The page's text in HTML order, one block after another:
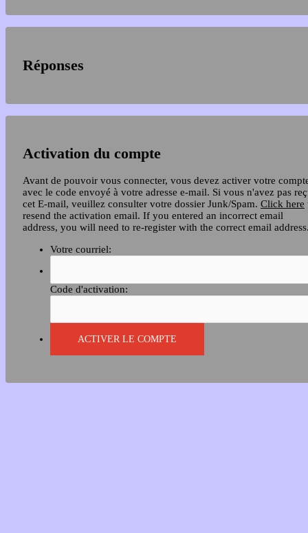
Réponses
Activation du compte
Avant de pouvoir vous connecter, vous devez activer votre
avec le code envoyé à votre adresse e-mail. Si vous n'avez pas
cet E-mail, veuillez consulter votre dossier Junk/Spam. Click here
resend the activation email. If you entered an incorrect email
address, you will need to re-register with the correct email
Votre courriel:
Code d'activation: